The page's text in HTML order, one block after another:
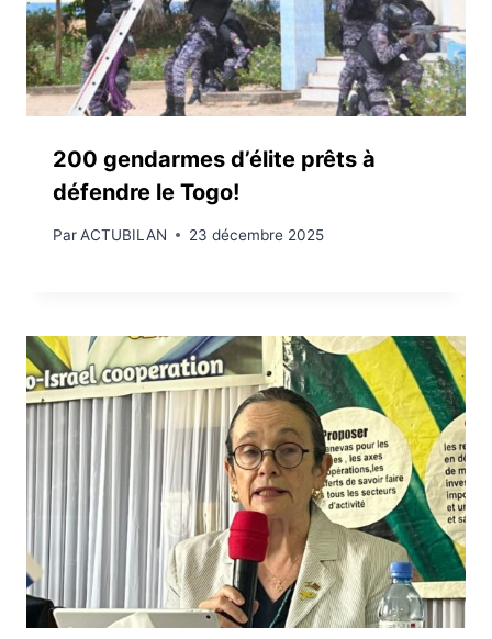
200 gendarmes d’élite prêts à
défendre le Togo!
ParACTUBILAN 23 décembre 2025